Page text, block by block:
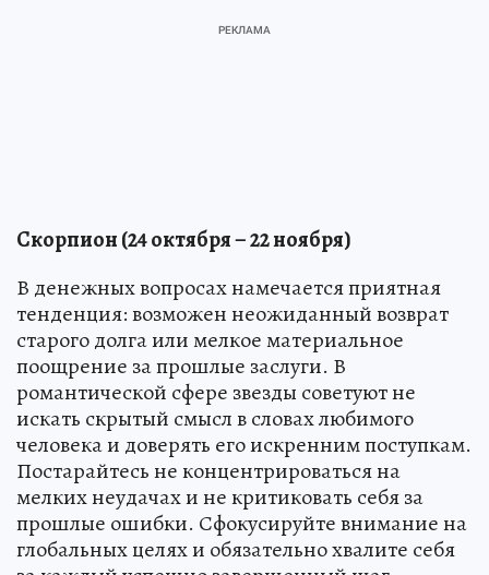
Скорпион (24 октября – 22 ноября)
В денежных вопросах намечается приятная
тенденция: возможен неожиданный возврат
старого долга или мелкое материальное
поощрение за прошлые заслуги. В
романтической сфере звезды советуют не
искать скрытый смысл в словах любимого
человека и доверять его искренним поступкам.
Постарайтесь не концентрироваться на
мелких неудачах и не критиковать себя за
прошлые ошибки. Сфокусируйте внимание на
глобальных целях и обязательно хвалите себя